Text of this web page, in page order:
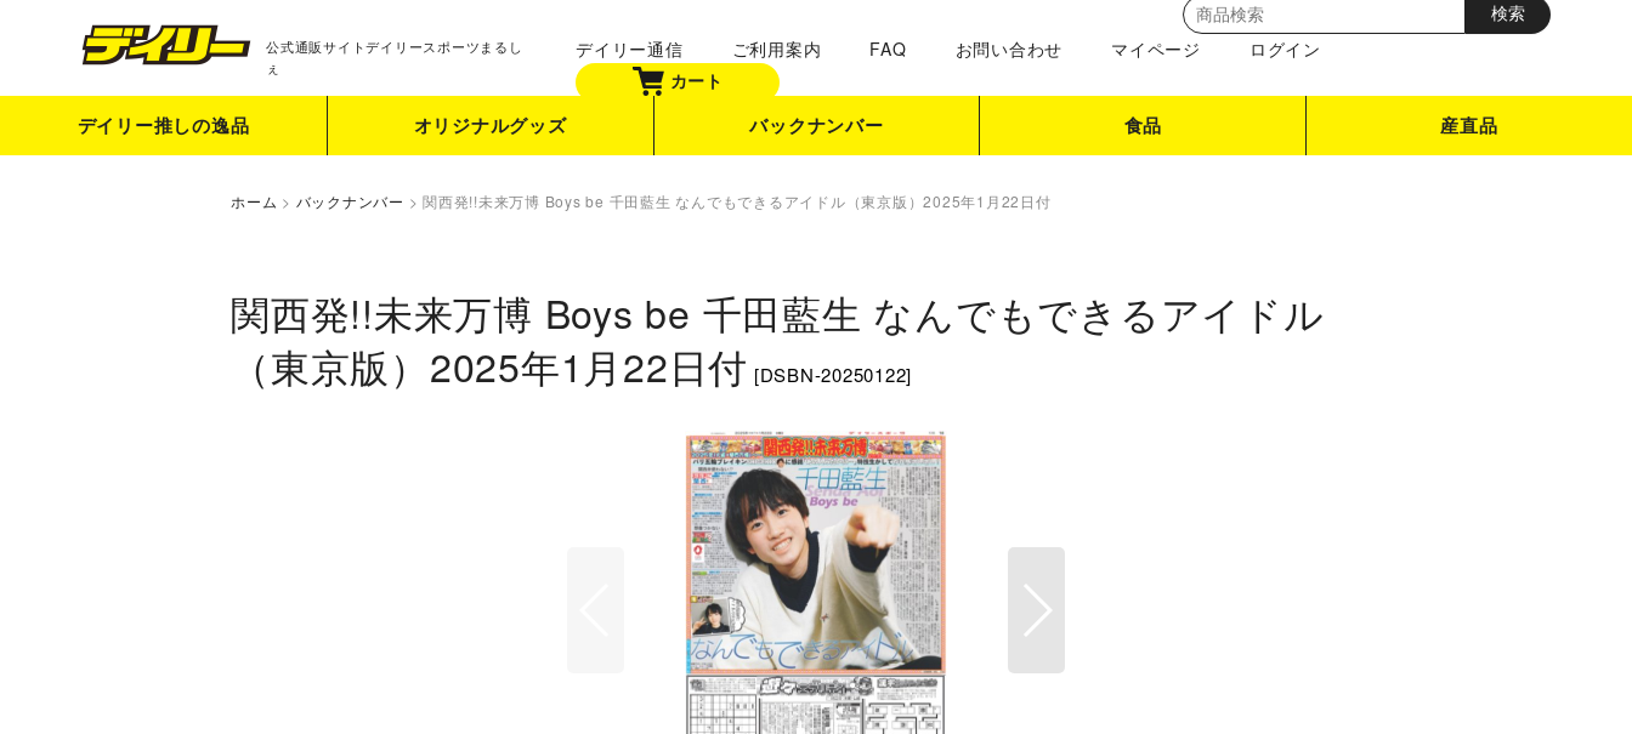
公式通販サイトデイリースポーツまるし
ぇ
デイリー通信 ご利用案内 FAQ お問い合わせ マイページ
ログイン
カート
デイリー推しの逸品 オリジナルグッズ バックナンバー 食品 産直品
ホーム > バックナンバー > 関西発!!未来万博 Boys be 千田藍生 なんでもできるアイドル（東京版）2025年1月22日付
関西発!!未来万博 Boys be 千田藍生 なんでもできるアイドル
（東京版）2025年1月22日付 [DSBN-20250122]